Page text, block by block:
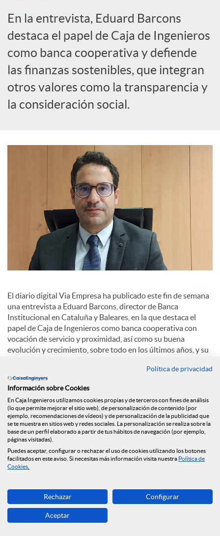
o
c
i
a
l
En la entrevista, Eduard Barcons
destaca el papel de Caja de Ingenieros
como banca cooperativa y defiende
las finanzas sostenibles, que integran
otros valores como la transparencia y
la consideración social.
El diario digital Via Empresa ha publicado este fin de semana
una entrevista a Eduard Barcons, director de Banca
Institucional en Cataluña y Baleares, en la que destaca el
papel de Caja de Ingenieros como banca cooperativa con
vocación de servicio y proximidad, así como su buena
evolución y crecimiento, sobre todo en los últimos años, y su
Sobre el auge de las finanzas sostenibles, Eduard Barcons
comenta: “La integración de factores ambientales o sociales
puede provocar que la rentabilidad puede ser igual o
superior. Cada vez más la gente percibe que, además de la
rentabilidad económica, hay otros factores cómo la
En cuanto a la apuesta de Caja de Ingenieros por la
oficinas continuará siendo cómo ha sido siempre, progresivo.
Y hay una apuesta clarísima por la digitalización. El mejor
está para venir”.
Política de privacidad
Información sobre Cookies
En Caja Ingenieros utilizamos cookies propias y de terceros con fines de análisis
(lo que permite mejorar el sitio web), de personalización de contenido (por
ejemplo, recomendaciones de vídeos) y de personalización de la publicidad que
se te muestra en sitios web y redes sociales. La personalización se realiza sobre la
base de un perfil elaborado a partir de tus hábitos de navegación (por ejemplo,
páginas visitadas).
Puedes aceptar, configurar o rechazar el uso de cookies utilizando los botones
facilitados en este aviso. Si necesitas más información visita nuestra Política de
Cookies
Rechazar Configurar
Aceptar